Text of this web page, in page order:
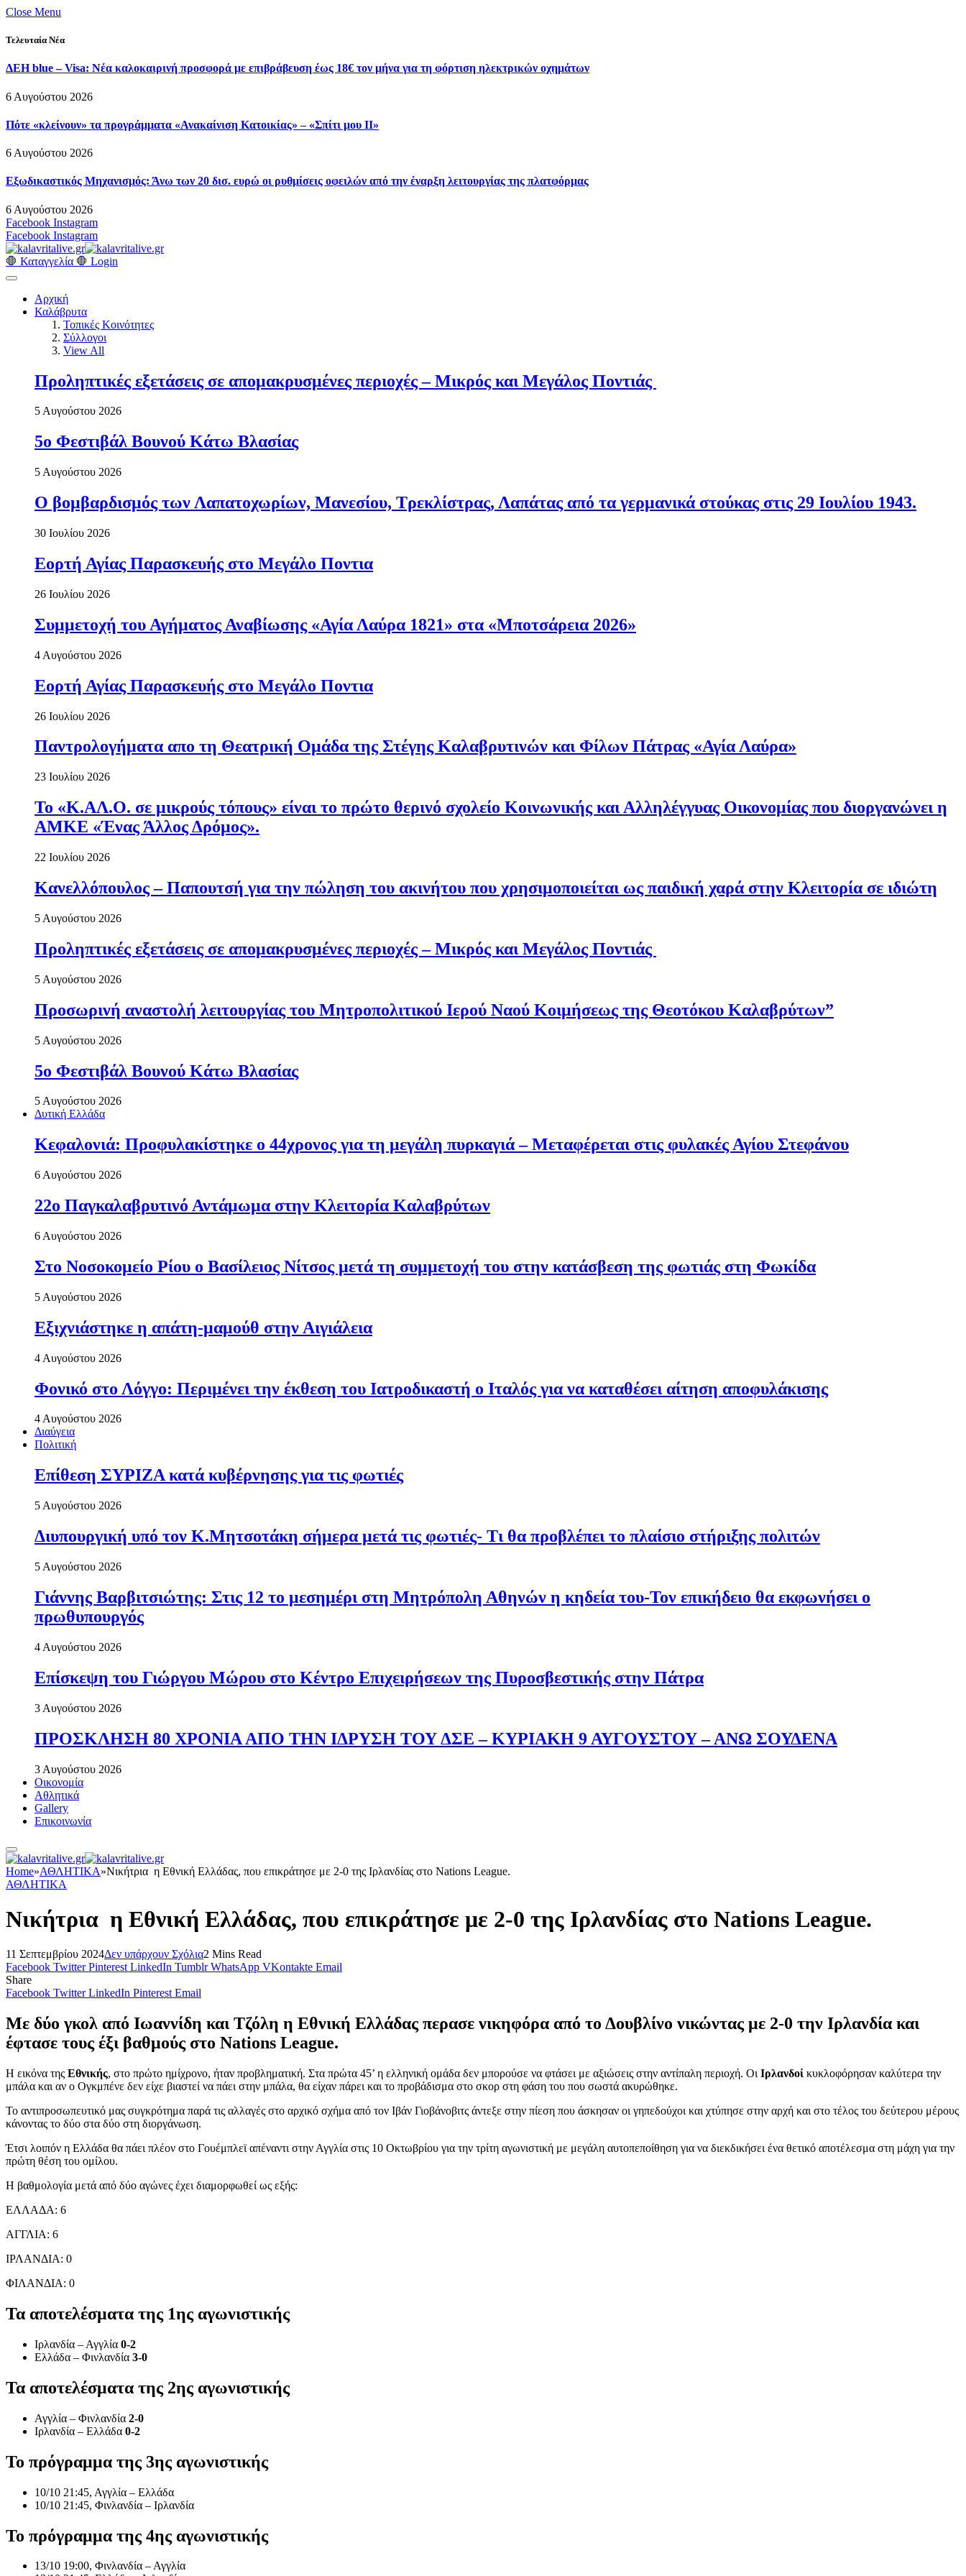
Close Menu
Τελευταία Νέα
ΔΕΗ blue – Visa: Νέα καλοκαιρινή προσφορά με επιβράβευση έως 18€ τον μήνα για τη φόρτιση ηλεκτρικών οχημάτων
6 Αυγούστου 2026
Πότε «κλείνουν» τα προγράμματα «Ανακαίνιση Κατοικίας» – «Σπίτι μου ΙΙ»
6 Αυγούστου 2026
Εξωδικαστικός Μηχανισμός: Άνω των 20 δισ. ευρώ οι ρυθμίσεις οφειλών από την έναρξη λειτουργίας της πλατφόρμας
6 Αυγούστου 2026
Facebook Instagram
Facebook Instagram
🛑 Καταγγελία 🛑 Login
Αρχική
Καλάβρυτα
Τοπικές Κοινότητες
Σύλλογοι
View All
Προληπτικές εξετάσεις σε απομακρυσμένες περιοχές – Μικρός και Μεγάλος Ποντιάς
5 Αυγούστου 2026
5ο Φεστιβάλ Βουνού Κάτω Βλασίας
5 Αυγούστου 2026
Ο βομβαρδισμός των Λαπατοχωρίων, Μανεσίου, Τρεκλίστρας, Λαπάτας από τα γερμανικά στούκας στις 29 Ιουλίου 1943.
30 Ιουλίου 2026
Εορτή Αγίας Παρασκευής στο Μεγάλο Ποντια
26 Ιουλίου 2026
Συμμετοχή του Αγήματος Αναβίωσης «Αγία Λαύρα 1821» στα «Μποτσάρεια 2026»
4 Αυγούστου 2026
Εορτή Αγίας Παρασκευής στο Μεγάλο Ποντια
26 Ιουλίου 2026
Παντρολογήματα απο τη Θεατρική Ομάδα της Στέγης Καλαβρυτινών και Φίλων Πάτρας «Αγία Λαύρα»
23 Ιουλίου 2026
Το «Κ.ΑΛ.Ο. σε μικρούς τόπους» είναι το πρώτο θερινό σχολείο Κοινωνικής και Αλληλέγγυας Οικονομίας που διοργανώνει η
ΑΜΚΕ «Ένας Άλλος Δρόμος».
22 Ιουλίου 2026
Κανελλόπουλος – Παπουτσή για την πώληση του ακινήτου που χρησιμοποιείται ως παιδική χαρά στην Κλειτορία σε ιδιώτη
5 Αυγούστου 2026
Προληπτικές εξετάσεις σε απομακρυσμένες περιοχές – Μικρός και Μεγάλος Ποντιάς
5 Αυγούστου 2026
Προσωρινή αναστολή λειτουργίας του Μητροπολιτικού Ιερού Ναού Κοιμήσεως της Θεοτόκου Καλαβρύτων”
5 Αυγούστου 2026
5ο Φεστιβάλ Βουνού Κάτω Βλασίας
5 Αυγούστου 2026
Δυτική Ελλάδα
Κεφαλονιά: Προφυλακίστηκε ο 44χρονος για τη μεγάλη πυρκαγιά – Μεταφέρεται στις φυλακές Αγίου Στεφάνου
6 Αυγούστου 2026
22ο Παγκαλαβρυτινό Αντάμωμα στην Κλειτορία Καλαβρύτων
6 Αυγούστου 2026
Στο Νοσοκομείο Ρίου ο Βασίλειος Νίτσος μετά τη συμμετοχή του στην κατάσβεση της φωτιάς στη Φωκίδα
5 Αυγούστου 2026
Εξιχνιάστηκε η απάτη-μαμούθ στην Αιγιάλεια
4 Αυγούστου 2026
Φονικό στο Λόγγο: Περιµένει την έκθεση του Ιατροδικαστή ο Ιταλός για να καταθέσει αίτηση αποφυλάκισης
4 Αυγούστου 2026
Διαύγεια
Πολιτική
Επίθεση ΣΥΡΙΖΑ κατά κυβέρνησης για τις φωτιές
5 Αυγούστου 2026
Διυπουργική υπό τον Κ.Μητσοτάκη σήμερα μετά τις φωτιές- Τι θα προβλέπει το πλαίσιο στήριξης πολιτών
5 Αυγούστου 2026
Γιάννης Βαρβιτσιώτης: Στις 12 το μεσημέρι στη Μητρόπολη Αθηνών η κηδεία του-Τον επικήδειο θα εκφωνήσει ο
πρωθυπουργός
4 Αυγούστου 2026
Επίσκεψη του Γιώργου Μώρου στο Κέντρο Επιχειρήσεων της Πυροσβεστικής στην Πάτρα
3 Αυγούστου 2026
ΠΡΟΣΚΛΗΣΗ 80 ΧΡΟΝΙΑ ΑΠΟ ΤΗΝ ΙΔΡΥΣΗ ΤΟΥ ΔΣΕ – ΚΥΡΙΑΚΗ 9 ΑΥΓΟΥΣΤΟΥ – ΑΝΩ ΣΟΥΔΕΝΑ
3 Αυγούστου 2026
Οικονομία
Αθλητικά
Gallery
Επικοινωνία
Home»ΑΘΛΗΤΙΚΑ»Νικήτρια η Εθνική Ελλάδας, που επικράτησε με 2-0 της Ιρλανδίας στο Nations League.
ΑΘΛΗΤΙΚΑ
Νικήτρια η Εθνική Ελλάδας, που επικράτησε με 2-0 της Ιρλανδίας στο Nations League.
11 Σεπτεμβρίου 2024Δεν υπάρχουν Σχόλια2 Mins Read
Facebook Twitter Pinterest LinkedIn Tumblr WhatsApp VKontakte Email
Share
Facebook Twitter LinkedIn Pinterest Email
Με δύο γκολ από Ιωαννίδη και Τζόλη η Εθνική Ελλάδας περασε νικηφόρα από το Δουβλίνο νικώντας με 2-0 την Ιρλανδία και
έφτασε τους έξι βαθμούς στο Nations League.
Η εικόνα της Εθνικής, στο πρώτο ημίχρονο, ήταν προβληματική. Στα πρώτα 45’ η ελληνική ομάδα δεν μπορούσε να φτάσει με αξιώσεις στην αντίπαλη περιοχή. Οι Ιρλανδοί κυκλοφόρησαν καλύτερα την
μπάλα και αν ο Ογκμπένε δεν είχε βιαστεί να πάει στην μπάλα, θα είχαν πάρει και το προβάδισμα στο σκορ στη φάση του που σωστά ακυρώθηκε.
Το αντιπροσωπευτικό μας συγκρότημα παρά τις αλλαγές στο αρχικό σχήμα από τον Ιβάν Γιοβάνοβιτς άντεξε στην πίεση που άσκησαν οι γηπεδούχοι και χτύπησε στην αρχή και στο τέλος του δεύτερου μέρους
κάνοντας το δύο στα δύο στη διοργάνωση.
Έτσι λοιπόν η Ελλάδα θα πάει πλέον στο Γουέμπλεϊ απέναντι στην Αγγλία στις 10 Οκτωβρίου για την τρίτη αγωνιστική με μεγάλη αυτοπεποίθηση για να διεκδικήσει ένα θετικό αποτέλεσμα στη μάχη για την
πρώτη θέση του ομίλου.
Η βαθμολογία μετά από δύο αγώνες έχει διαμορφωθεί ως εξής:
ΕΛΛΑΔΑ: 6
ΑΓΓΛΙΑ: 6
ΙΡΛΑΝΔΙΑ: 0
ΦΙΛΑΝΔΙΑ: 0
Τα αποτελέσματα της 1ης αγωνιστικής
Ιρλανδία – Αγγλία 0-2
Ελλάδα – Φινλανδία 3-0
Τα αποτελέσματα της 2ης αγωνιστικής
Αγγλία – Φινλανδία 2-0
Ιρλανδία – Ελλάδα 0-2
Το πρόγραμμα της 3ης αγωνιστικής
10/10 21:45, Αγγλία – Ελλάδα
10/10 21:45, Φινλανδία – Ιρλανδία
Το πρόγραμμα της 4ης αγωνιστικής
13/10 19:00, Φινλανδία – Αγγλία